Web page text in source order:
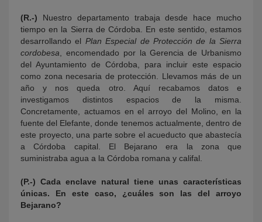
(R.-) Nuestro departamento trabaja desde hace mucho
tiempo en la Sierra de Córdoba. En este sentido, estamos
desarrollando el Plan Especial de Protección de la Sierra
cordobesa, encomendado por la Gerencia de Urbanismo
del Ayuntamiento de Córdoba, para incluir este espacio
como zona necesaria de protección. Llevamos más de un
año y nos queda otro. Aquí recabamos datos e
investigamos distintos espacios de la misma.
Concretamente, actuamos en el arroyo del Molino, en la
fuente del Elefante, donde tenemos actualmente, dentro de
este proyecto, una parte sobre el acueducto que abastecía
a Córdoba capital. El Bejarano era la zona que
suministraba agua a la Córdoba romana y califal.
(P.-) Cada enclave natural tiene unas características
únicas. En este caso, ¿cuáles son las del arroyo
Bejarano?